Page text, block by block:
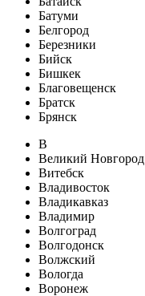
Батуми
Белгород
Березники
Бийск
Бишкек
Благовещенск
Братск
Брянск
В
Великий Новгород
Витебск
Владивосток
Владикавказ
Владимир
Волгоград
Волгодонск
Волжский
Вологда
Воронеж